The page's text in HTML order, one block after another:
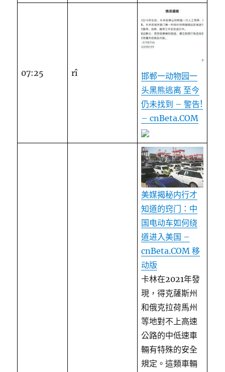
07:25 rî
邯郸一动物园一
头黑熊逃离 至今
仍未找到 – 警告!
– cnBeta.COM
美媒揭秘内行才
知道的窍门：中
国电动车如何绕
道进入美国 –
cnBeta.COM 移
动版
卡林在2021年發
現，得克薩斯州
和俄克拉荷馬州
等地對不上高速
公路的中低速車
輛有特殊的安全
規定。這類車輛